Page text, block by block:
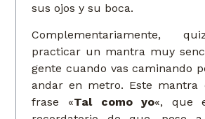
sus ojos y su boca.
Complementariamente,
practicar un mantra muy
gente cuando vas caminando
andar en metro. Este mantra
frase «Tal como yo«, que